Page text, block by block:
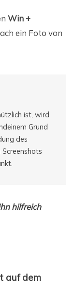
Win +
ein Foto von
ist, wird
Grund
des
hilfreich
auf dem